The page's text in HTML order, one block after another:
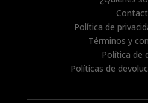
Política de
Términos y
Política de
Políticas de